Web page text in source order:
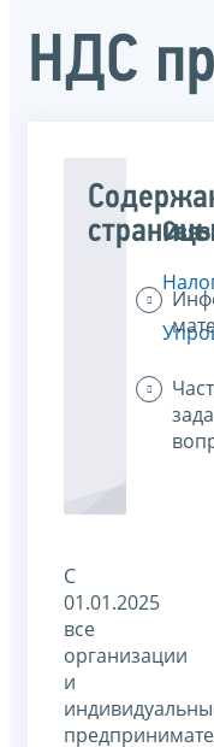
НДС
С
01.01.2025
все
организации
и